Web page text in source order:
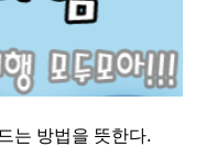
는 방법을 뜻한다.